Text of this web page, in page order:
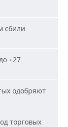
сбили
+27
одобряют
торговых